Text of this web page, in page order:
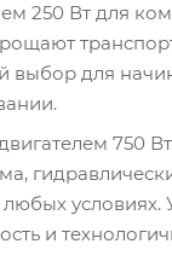
250 Вт для
для
750
условиях.
и